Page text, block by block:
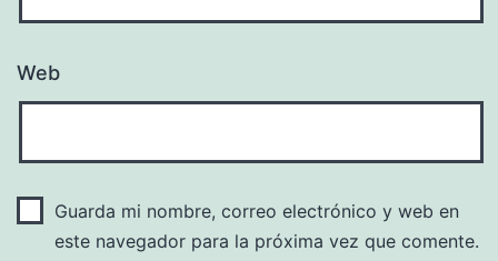
Web
Guarda mi nombre, correo electrónico y web en
este navegador para la próxima vez que comente.